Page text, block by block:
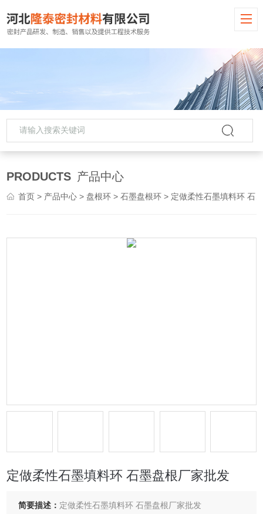
PRODUCTS 产品中心
首页 > 产品中心 > 盘根环 >石墨盘根环 > 定做柔性石墨填料环 石墨盘根厂家批发
定做柔性石墨填料环 石墨盘根厂家批发
简要描述： 定做柔性石墨填料环 石墨盘根厂家批发